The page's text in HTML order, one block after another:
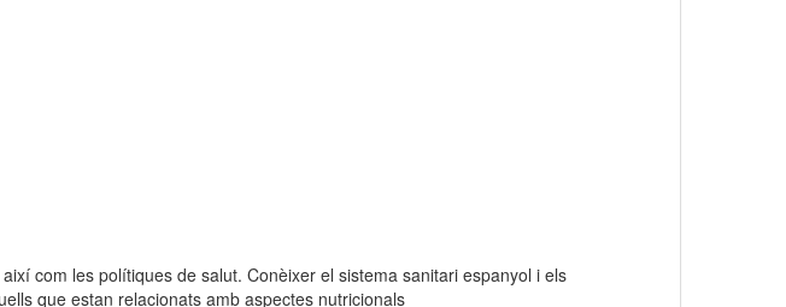
com les polítiques de salut. Conèixer el sistema sanitari espanyol i els
que estan relacionats amb aspectes nutricionals